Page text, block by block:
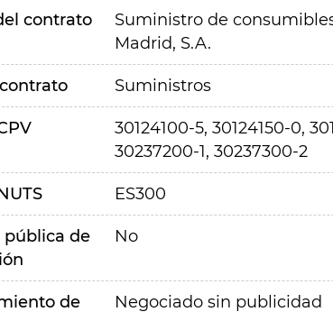
contrato
Suministro de
Madrid, S.A.
Suministros
30124100-5, 30124150-0,
30237200-1, 30237300-2
ES300
pública de
No
de
Negociado sin publicidad